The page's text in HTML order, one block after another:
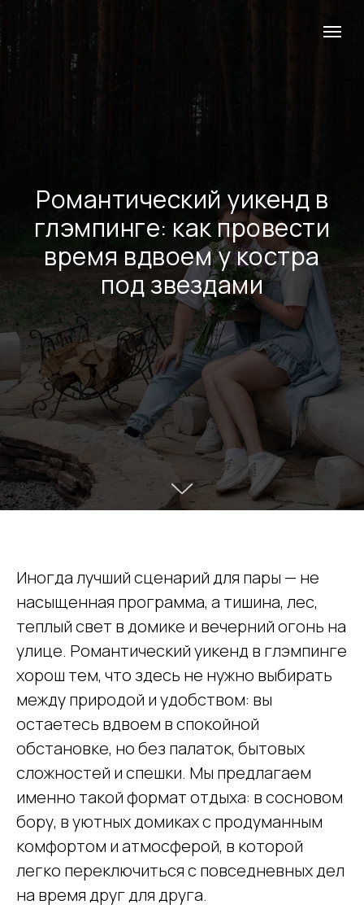
Романтический уикенд в
глэмпинге: как провести
время вдвоем у костра
под звездами
Иногда лучший сценарий для пары — не
насыщенная программа, а тишина, лес,
теплый свет в домике и вечерний огонь на
улице. Романтический уикенд в глэмпинге
хорош тем, что здесь не нужно выбирать
между природой и удобством: вы
остаетесь вдвоем в спокойной
обстановке, но без палаток, бытовых
сложностей и спешки. Мы предлагаем
именно такой формат отдыха: в сосновом
бору, в уютных домиках с продуманным
комфортом и атмосферой, в которой
легко переключиться с повседневных дел
на время друг для друга.